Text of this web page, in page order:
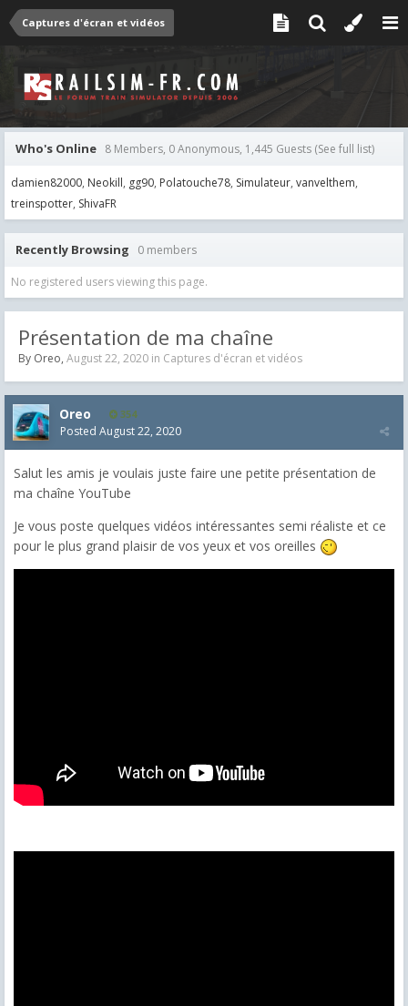
Captures d'écran et vidéos
Who's Online 8 Members, 0 Anonymous, 1,445 Guests (See full list)
damien82000 Neokill gg90 Polatouche78 Simulateur vanvelthem
treinspotter ShivaFR
Recently Browsing 0 members
No registered users viewing this page.
Présentation de ma chaîne
By Oreo, August 22, 2020 in Captures d'écran et vidéos
Oreo 354
Posted August 22, 2020
Salut les amis je voulais juste faire une petite présentation de
ma chaîne YouTube
Je vous poste quelques vidéos intéressantes semi réaliste et ce
pour le plus grand plaisir de vos yeux et vos oreilles